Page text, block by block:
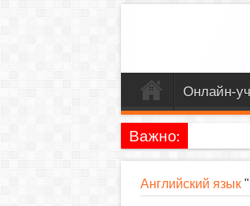
Онлайн-
Важно:
Английский язык"